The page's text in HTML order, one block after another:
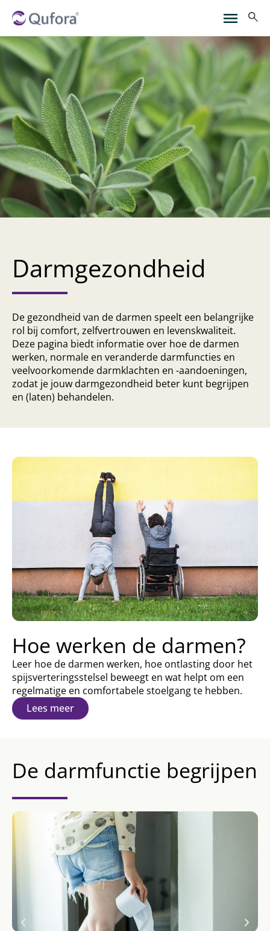
Darmgezondheid
De gezondheid van de darmen speelt een belangrijke
rol bij comfort, zelfvertrouwen en levenskwaliteit.
Deze pagina biedt informatie over hoe de darmen
werken, normale en veranderde darmfuncties en
veelvoorkomende darmklachten en -aandoeningen,
zodat je jouw darmgezondheid beter kunt begrijpen
en (laten) behandelen.
Hoe werken de darmen?
Leer hoe de darmen werken, hoe ontlasting door het
spijsverteringsstelsel beweegt en wat helpt om een
regelmatige en comfortabele stoelgang te hebben.
Lees meer
De darmfunctie begrijpen